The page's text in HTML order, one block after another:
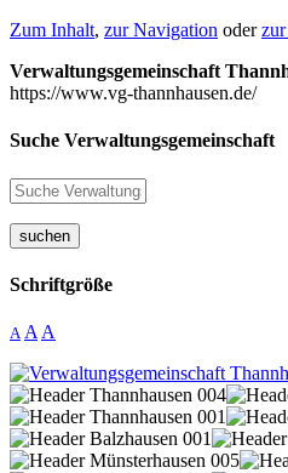
Zum Inhalt, zur Navigation oderzur
Verwaltungsgemeinschaft
https://www.vg-thannhausen.de/
Suche Verwaltungsgemeinschaft
suchen
Schriftgröße
A A A